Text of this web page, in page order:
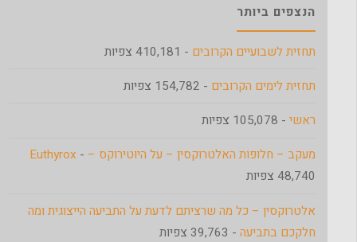
הנצפים ביותר
תחזית לשבועיים הקרובים - 410,181 צפיות
תחזית לימים הקרובים - 154,782 צפיות
ראשי - 105,078 צפיות
מעקב – חלופות האלטרוקסין – על היוטירוקס – Euthyrox -
48,740 צפיות
אלטרוקסין – כל מה שרציתם לדעת על התביעה הייצוגית ומה
חלקכם בתביעה - 39,763 צפיות